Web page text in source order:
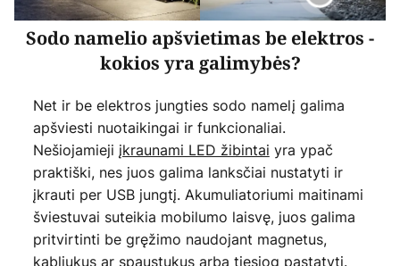
Sodo namelio apšvietimas be elektros -
kokios yra galimybės?
Net ir be elektros jungties sodo namelį galima
apšviesti nuotaikingai ir funkcionaliai.
Nešiojamieji įkraunami LED žibintai yra ypač
praktiški, nes juos galima lanksčiai nustatyti ir
įkrauti per USB jungtį. Akumuliatoriumi maitinami
šviestuvai suteikia mobilumo laisvę, juos galima
pritvirtinti be gręžimo naudojant magnetus,
kabliukus ar spaustukus arba tiesiog pastatyti.